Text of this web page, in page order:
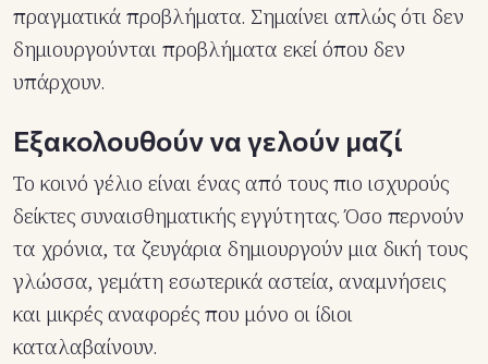
πραγματικά προβλήματα. Σημαίνει απλώς ότι δεν
δημιουργούνται προβλήματα εκεί όπου δεν
υπάρχουν.
Εξακολουθούν να γελούν μαζί
Το κοινό γέλιο είναι ένας από τους πιο ισχυρούς
δείκτες συναισθηματικής εγγύτητας. Όσο περνούν
τα χρόνια, τα ζευγάρια δημιουργούν μια δική τους
γλώσσα, γεμάτη εσωτερικά αστεία, αναμνήσεις
και μικρές αναφορές που μόνο οι ίδιοι
καταλαβαίνουν.